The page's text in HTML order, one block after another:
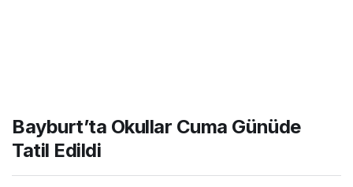
Bayburt’ta Okullar Cuma Günüde
Tatil Edildi